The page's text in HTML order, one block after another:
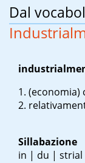
Dal
(economia)
Sillabazione
in | du |